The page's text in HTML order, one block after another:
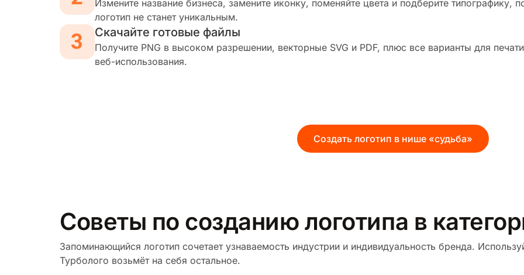
Измените название бизнеса, замените иконку, поменяйте цвета и подберите типографику,
логотип не станет уникальным.
Скачайте готовые файлы
Получите PNG в высоком разрешении, векторные SVG и PDF, плюс все варианты для
веб-использования.
Создать логотип в нише «судьба»
Советы по созданию логотипа в
Запоминающийся логотип сочетает узнаваемость индустрии и индивидуальность бренда.
Турболого возьмёт на себя остальное.